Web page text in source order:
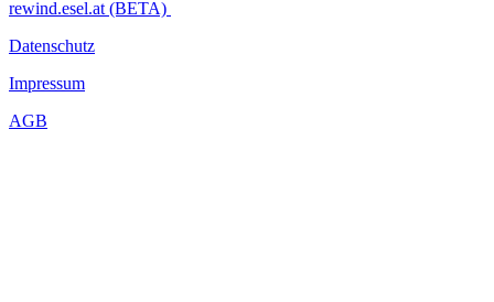
rewind.esel.at (BETA)
Datenschutz
Impressum
AGB